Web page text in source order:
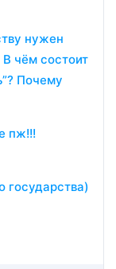
нужен
В чём состоит
Почему
пж!!!
государства)